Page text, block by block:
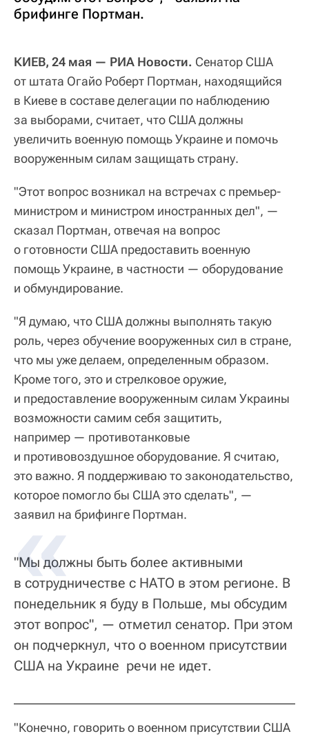
брифинге Портман.
КИЕВ, 24 мая — РИА Новости. Сенатор США
от штата Огайо Роберт Портман, находящийся
в Киеве в составе делегации по наблюдению
за выборами, считает, что США должны
увеличить военную помощь Украине и помочь
вооруженным силам защищать страну.
"Этот вопрос возникал на встречах с премьер-
министром и министром иностранных дел", —
сказал Портман, отвечая на вопрос
о готовности США предоставить военную
помощь Украине, в частности — оборудование
и обмундирование.
"Я думаю, что США должны выполнять такую
роль, через обучение вооруженных сил в стране,
что мы уже делаем, определенным образом.
Кроме того, это и стрелковое оружие,
и предоставление вооруженным силам Украины
возможности самим себя защитить,
например — противотанковые
и противовоздушное оборудование. Я считаю,
это важно. Я поддерживаю то законодательство,
которое помогло бы США это сделать", —
заявил на брифинге Портман.
"Мы должны быть более активными
в сотрудничестве с НАТО в этом регионе. В
понедельник я буду в Польше, мы обсудим
этот вопрос", — отметил сенатор. При этом
он подчеркнул, что о военном присутствии
США на Украине речи не идет.
"Конечно, говорить о военном присутствии США